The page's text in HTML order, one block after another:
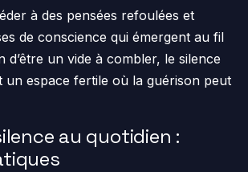
à des pensées refoulées et
de conscience qui émergent au fil
d’être un vide à combler, le silence
un espace fertile où la guérison peut
au quotidien :